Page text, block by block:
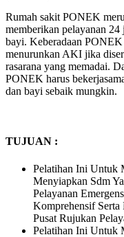
Rumah sakit PONEK
memberikan pelayanan
bayi. Keberadaan
menurunkan AKI jika
rasarana yang memadai.
PONEK harus
dan bayi sebaik mungkin.
TUJUAN :
Pelatihan Ini Untuk
Menyiapkan Sdm
Pelayanan
Komprehensif Serta
Pusat Rujukan
Pelatihan Ini Untuk